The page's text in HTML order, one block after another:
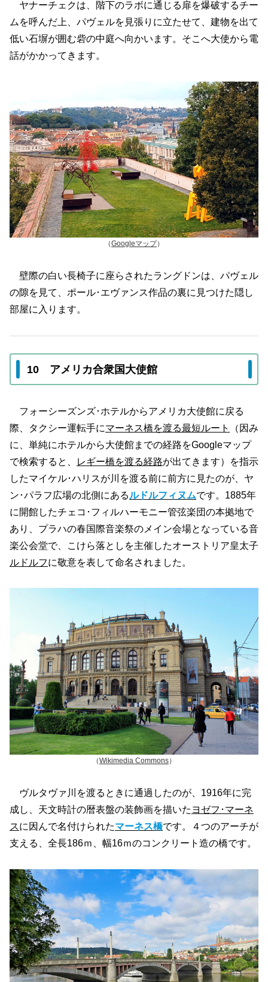
ヤナーチェクは、階下のラボに通じる扉を爆破するチー
ムを呼んだ上、パヴェルを見張りに立たせて、建物を出て
低い石塀が囲む砦の中庭へ向かいます。そこへ大使から電
話がかかってきます。
（Googleマップ）
壁際の白い長椅子に座らされたラングドンは、パヴェル
の隙を見て、ポール･エヴァンス作品の裏に見つけた隠し
部屋に入ります。
10 アメリカ合衆国大使館
フォーシーズンズ･ホテルからアメリカ大使館に戻る
際、タクシー運転手にマーネス橋を渡る最短ルート
（因み
に、単純にホテルから大使館までの経路をGoogleマップ
で検索すると、
レギー橋を渡る経路が出てきます）を指示
したマイケル･ハリスが川を渡る前に前方に見たのが、ヤ
ン･パラフ広場の北側にあるルドルフィヌムです。1885年
に開館したチェコ･フィルハーモニー管弦楽団の本拠地で
あり、プラハの春国際音楽祭のメイン会場となっている音
楽公会堂で、こけら落としを主催したオーストリア皇太子
ルドルフに敬意を表して命名されました。
（Wikimedia Commons）
ヴルタヴァ川を渡るときに通過したのが、1916年に完
成し、天文時計の暦表盤の装飾画を描いた ヨゼフ･マーネ
スに因んで名付けられたマーネス橋です。４つのアーチが
支える、全長186ｍ、幅16ｍのコンクリート造の橋です。